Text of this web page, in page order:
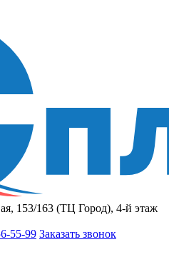
153/163 (ТЦ Город), 4-й этаж
55-99 Заказать звонок